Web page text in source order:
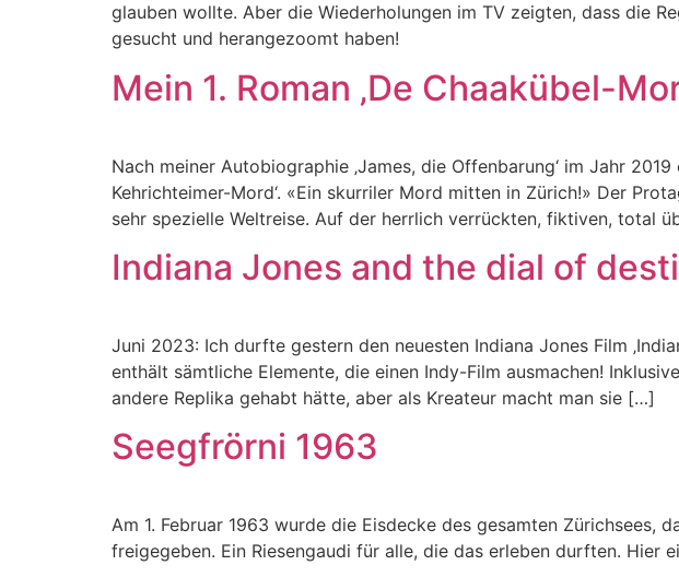
glauben wollte. Aber die Wiederholungen im TV zeigten, dass die
gesucht und herangezoomt haben!
Mein 1. Roman ‚De Chaakübel-
Nach meiner Autobiographie ‚James, die Offenbarung‘ im Jahr
Kehrichteimer-Mord‘. «Ein skurriler Mord mitten in Zürich!» Der
sehr spezielle Weltreise. Auf der herrlich verrückten, fiktiven, total
Indiana Jones and the dial of
Juni 2023: Ich durfte gestern den neuesten Indiana Jones Film
enthält sämtliche Elemente, die einen Indy-Film ausmachen!
andere Replika gehabt hätte, aber als Kreateur macht man sie […]
Seegfrörni 1963
Am 1. Februar 1963 wurde die Eisdecke des gesamten
freigegeben. Ein Riesengaudi für alle, die das erleben durften. Hier